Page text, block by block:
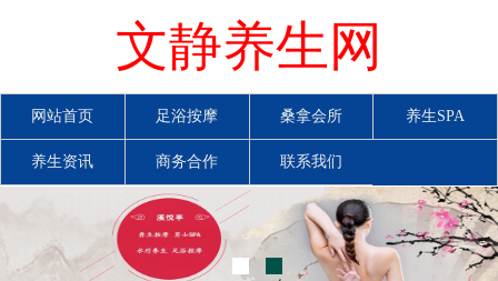
文静养生网
网站首页 足浴按摩 桑拿会所 养生SPA
养生资讯 商务合作 联系我们